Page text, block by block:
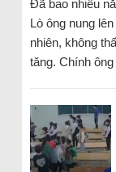
Đã bao nhiêu
Lò ông nung
nhiên, không
tăng. Chính